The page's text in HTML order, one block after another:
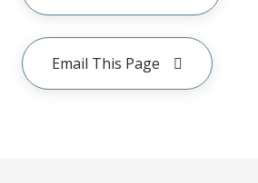
Email This Page